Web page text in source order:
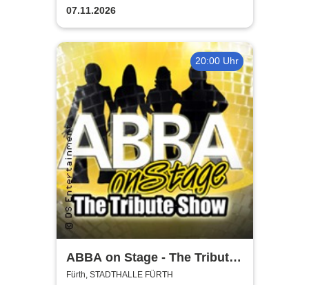
07.11.2026
20:00 Uhr
ABBA on Stage - The Tribute
Show
Fürth, STADTHALLE FÜRTH